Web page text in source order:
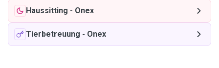
Haussitting - Onex
Tierbetreuung - Onex